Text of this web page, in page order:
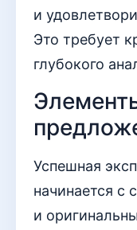
и
Это требует
глубокого
Успешная
начинается с
и